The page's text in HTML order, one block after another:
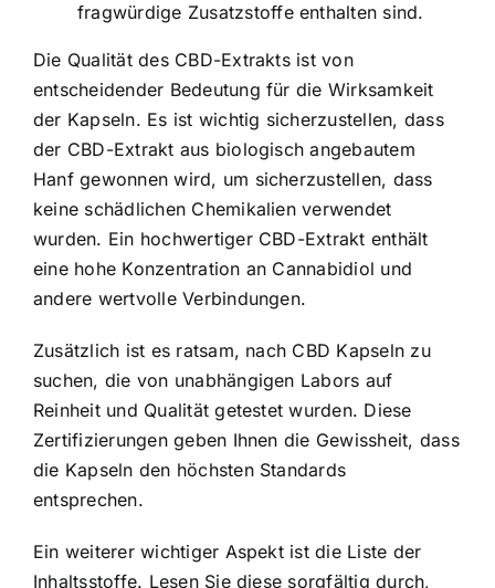
fragwürdige Zusatzstoffe enthalten sind.
Die Qualität des CBD-Extrakts ist von
entscheidender Bedeutung für die Wirksamkeit
der Kapseln. Es ist wichtig sicherzustellen, dass
der CBD-Extrakt aus biologisch angebautem
Hanf gewonnen wird, um sicherzustellen, dass
keine schädlichen Chemikalien verwendet
wurden. Ein hochwertiger CBD-Extrakt enthält
eine hohe Konzentration an Cannabidiol und
andere wertvolle Verbindungen.
Zusätzlich ist es ratsam, nach CBD Kapseln zu
suchen, die von unabhängigen Labors auf
Reinheit und Qualität getestet wurden. Diese
Zertifizierungen geben Ihnen die Gewissheit, dass
die Kapseln den höchsten Standards
entsprechen.
Ein weiterer wichtiger Aspekt ist die Liste der
Inhaltsstoffe. Lesen Sie diese sorgfältig durch,